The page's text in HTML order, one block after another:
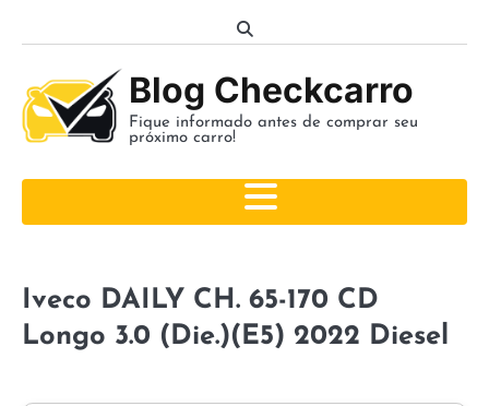
Blog Checkcarro
Fique informado antes de comprar seu
próximo carro!
Iveco DAILY CH. 65-170 CD
Longo 3.0 (Die.)(E5) 2022 Diesel